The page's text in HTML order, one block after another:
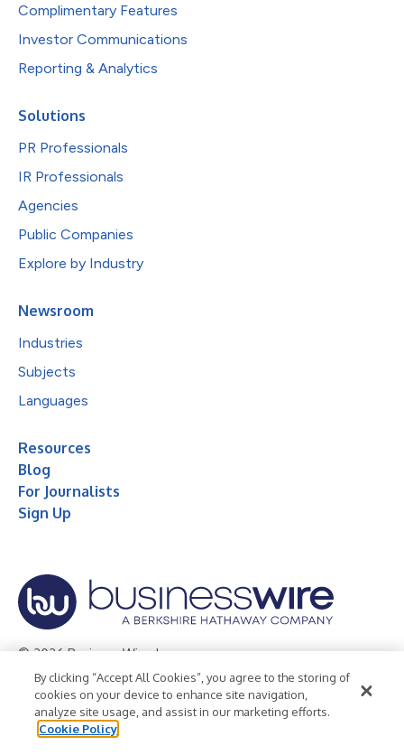
Complimentary Features
Investor Communications
Reporting & Analytics
Solutions
PR Professionals
IR Professionals
Agencies
Public Companies
Explore by Industry
Newsroom
Industries
Subjects
Languages
Resources
Blog
For Journalists
Sign Up
© 2026 Business Wire, Inc.
Privacy Policy Cookie Policy
Accessibility Statement
Terms of Use
Legal
By clicking “Accept All Cookies”, you agree to the storing of
cookies on your device to enhance site navigation,
analyze site usage, and assist in our marketing efforts.
Cookie Policy